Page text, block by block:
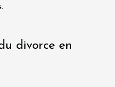
divorce en